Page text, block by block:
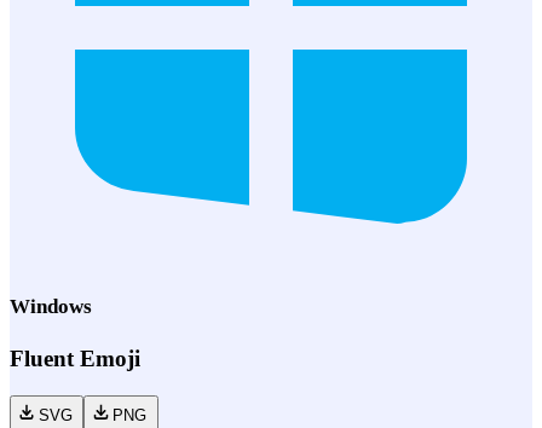
Windows
Fluent Emoji
SVG PNG